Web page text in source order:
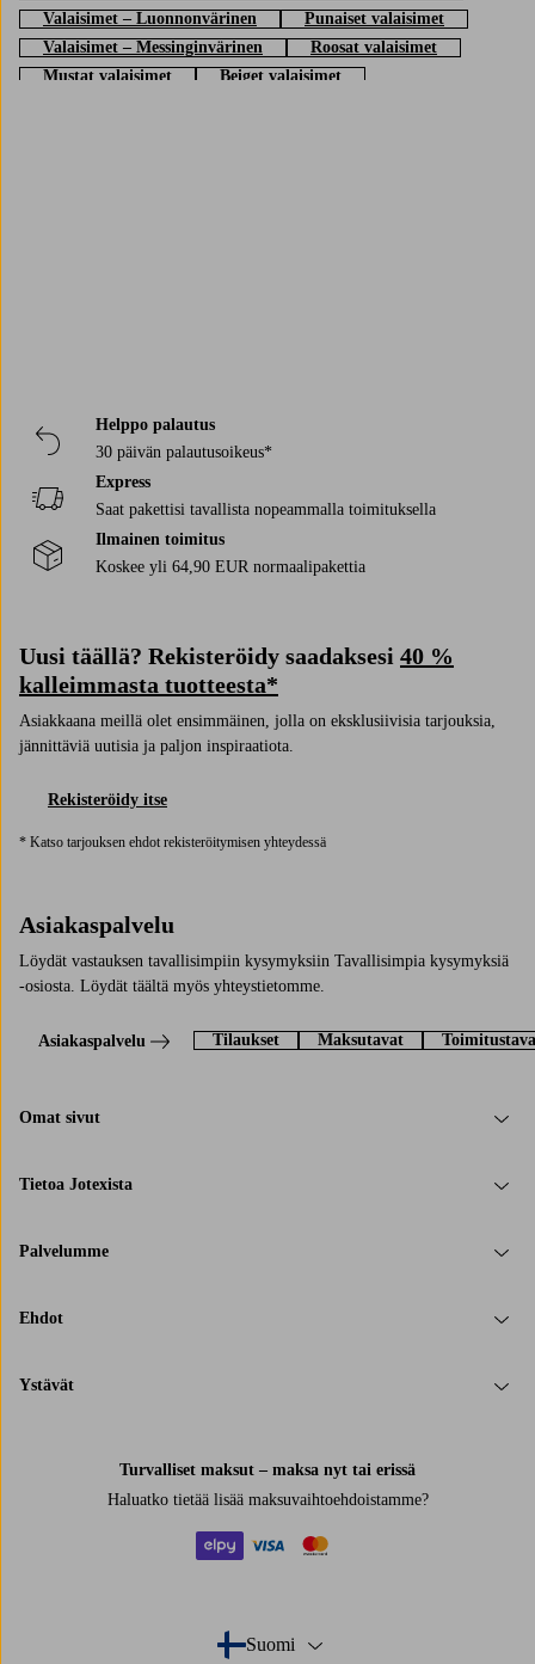
Valaisimet – Luonnonvärinen
Punaiset valaisimet
Valaisimet – Messinginvärinen
Roosat valaisimet
Mustat valaisimet
Beiget valaisimet
Helppo palautus
30 päivän palautusoikeus*
Express
Saat pakettisi tavallista nopeammalla toimituksella
Ilmainen toimitus
Koskee yli 64,90 EUR normaalipakettia
Uusi täällä? Rekisteröidy saadaksesi 40 %
kalleimmasta tuotteesta*
Asiakkaana meillä olet ensimmäinen, jolla on eksklusiivisia tarjouksia,
jännittäviä uutisia ja paljon inspiraatiota.
Rekisteröidy itse
* Katso tarjouksen ehdot rekisteröitymisen yhteydessä
Asiakaspalvelu
Löydät vastauksen tavallisimpiin kysymyksiin Tavallisimpia kysymyksiä
-osiosta. Löydät täältä myös yhteystietomme.
Asiakaspalvelu Tilaukset Maksutavat
Omat sivut
Tietoa Jotexista
Palvelumme
Ehdot
Ystävät
Turvalliset maksut – maksa nyt tai erissä
Haluatko tietää lisää maksuvaihtoehdoistamme?
Suomi
- Valitse maa